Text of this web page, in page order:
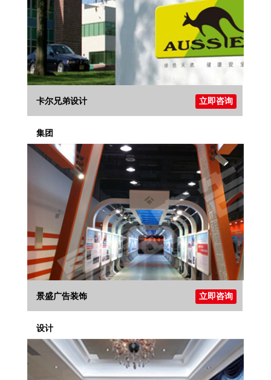
卡尔兄弟设计
集团
立即咨询
景盛广告装饰
设计
立即咨询